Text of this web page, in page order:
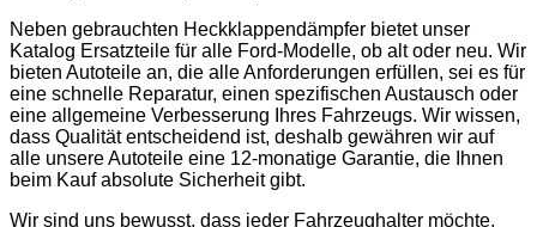
Neben gebrauchten Heckklappendämpfer bietet unser
Katalog Ersatzteile für alle Ford-Modelle, ob alt oder neu. Wir
bieten Autoteile an, die alle Anforderungen erfüllen, sei es für
eine schnelle Reparatur, einen spezifischen Austausch oder
eine allgemeine Verbesserung Ihres Fahrzeugs. Wir wissen,
dass Qualität entscheidend ist, deshalb gewähren wir auf
alle unsere Autoteile eine 12-monatige Garantie, die Ihnen
beim Kauf absolute Sicherheit gibt.
Wir sind uns bewusst, dass jeder Fahrzeughalter möchte,